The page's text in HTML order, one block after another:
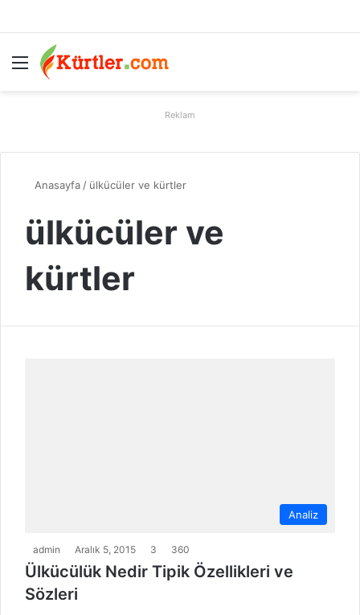
Menü
Reklam
Anasayfa / ülkücüler ve kürtler
ülkücüler ve
kürtler
Analiz
admin Aralık 5, 2015 3 360
Ülkücülük Nedir Tipik Özellikleri ve
Sözleri